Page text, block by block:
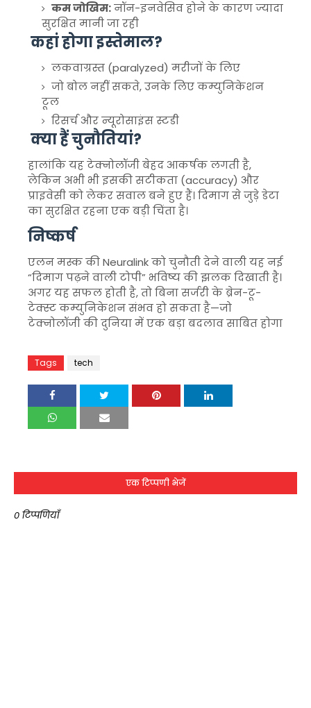
कम जोखिम:नॉन-इनवेसिव होने के कारण ज्यादा
सुरक्षित मानी जा रही
कहां होगा इस्तेमाल?
लकवाग्रस्त (paralyzed) मरीजों के लिए
जो बोल नहीं सकते, उनके लिए कम्युनिकेशन
टूल
रिसर्च और न्यूरोसाइंस स्टडी
क्या हैं चुनौतियां?
हालांकि यह टेक्नोलॉजी बेहद आकर्षक लगती है,
लेकिन अभी भी इसकी सटीकता (accuracy) और
प्राइवेसी को लेकर सवाल बने हुए हैं। दिमाग से जुड़े डेटा
का सुरक्षित रहना एक बड़ी चिंता है।
निष्कर्ष
एलन मस्ककीNeuralinkको चुनौती देने वाली यह नई
“दिमाग पढ़ने वाली टोपी” भविष्य की झलक दिखाती है।
अगर यह सफल होती है, तो बिना सर्जरी के ब्रेन-टू-
टेक्स्ट कम्युनिकेशन संभव हो सकता है—जो
टेक्नोलॉजी की दुनिया में एक बड़ा बदलाव साबित होगा
Tags tech
एक टिप्पणी भेजें
0 टिप्पणियाँ